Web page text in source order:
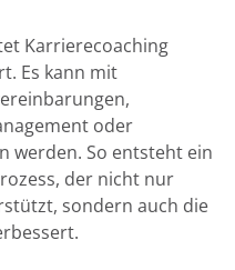
Karrierecoaching
Es kann mit
oder
werden. So entsteht ein
der nicht nur
sondern auch die